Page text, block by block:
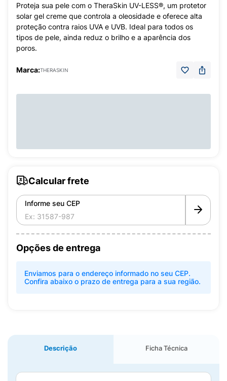
Proteja sua pele com o TheraSkin UV-LESS®, um protetor
solar gel creme que controla a oleosidade e oferece alta
proteção contra raios UVA e UVB. Ideal para todos os
tipos de pele, ainda reduz o brilho e a aparência dos
poros.
Marca:THERASKIN
Calcular frete
Informe seu CEP
Opções de entrega
Enviamos para o endereço informado no seu CEP.
Confira abaixo o prazo de entrega para a sua região.
Descrição Ficha Técnica